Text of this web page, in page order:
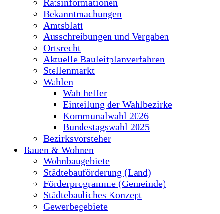
Ratsinformationen
Bekanntmachungen
Amtsblatt
Ausschreibungen und Vergaben
Ortsrecht
Aktuelle Bauleitplanverfahren
Stellenmarkt
Wahlen
Wahlhelfer
Einteilung der Wahlbezirke
Kommunalwahl 2026
Bundestagswahl 2025
Bezirksvorsteher
Bauen & Wohnen
Wohnbaugebiete
Städtebauförderung (Land)
Förderprogramme (Gemeinde)
Städtebauliches Konzept
Gewerbegebiete